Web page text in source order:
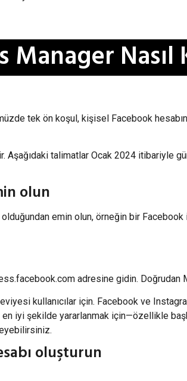
Manager Nasıl
tek ön koşul, kişisel Facebook
Aşağıdaki talimatlar Ocak 2024 itibariyle
olun
emin olun, örneğin bir
adresine gidin.
kullanıcılar için. Facebook ve
iyi şekilde yararlanmak için—özellikle
oluşturun